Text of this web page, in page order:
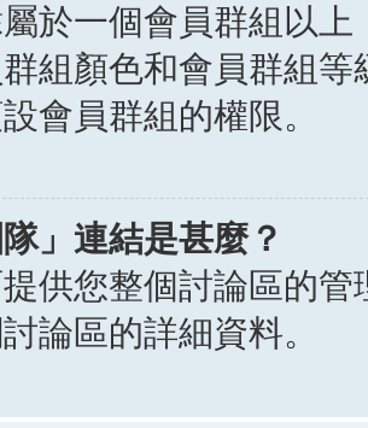
於一個會員群組以
組顏色和會員群組
會員群組的權限。
隊」連結是甚麼？
供您整個討論區的
論區的詳細資料。